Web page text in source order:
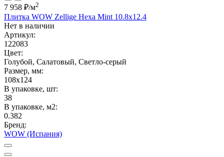
7 958 ₽/м2
Плитка WOW Zellige Hexa Mint 10.8x12.4
Нет в наличии
Артикул:
122083
Цвет:
Голубой, Салатовый, Светло-серый
Размер, мм:
108x124
В упаковке, шт:
38
В упаковке, м2:
0.382
Бренд:
WOW (Испания)